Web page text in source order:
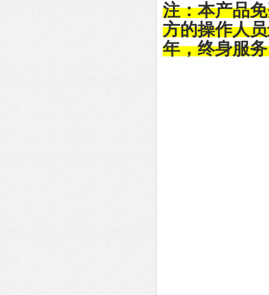
注：本产品
方的操作人
年，终身服